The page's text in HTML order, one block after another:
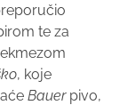
te za
, koje
Bauer pivo,